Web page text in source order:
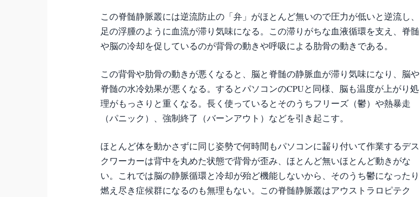
この脊髄静脈叢には逆流防止の「弁」がほとんど無いので圧力が低いと逆流し、
足の浮腫のように血流が滞り気味になる。この滞りがちな血液循環を支え、脊髄
や脳の冷却を促しているのが背骨の動きや呼吸による肋骨の動きである。
この背骨や肋骨の動きが悪くなると、脳と脊髄の静脈血が滞り気味になり、脳や
脊髄の水冷効果が悪くなる。するとパソコンのCPUと同様、脳も温度が上がり処
理がもっさりと重くなる。長く使っているとそのうちフリーズ（鬱）や熱暴走
（パニック）、強制終了（バーンアウト）などを引き起こす。
ほとんど体を動かさずに同じ姿勢で何時間もパソコンに齧り付いて作業するデス
クワーカーは背中を丸めた状態で背骨が歪み、ほとんど無いほとんど動きがな
い。これでは脳の静脈循環と冷却が殆ど機能しないから、そのうち鬱になったり
燃え尽き症候群になるのも無理もない。 この脊髄静脈叢はアウストラロピテク